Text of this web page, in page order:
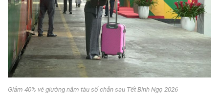
Giảm 40% vé giường nằm tàu số chẵn sau Tết Bính Ngọ 2026